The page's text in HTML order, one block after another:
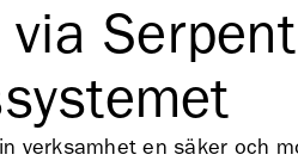
verksamhet en säker och